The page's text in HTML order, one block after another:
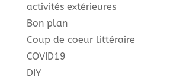
activités extérieures
Bon plan
Coup de coeur littéraire
COVID19
DIY